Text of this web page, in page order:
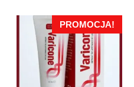
PROMOCJA!